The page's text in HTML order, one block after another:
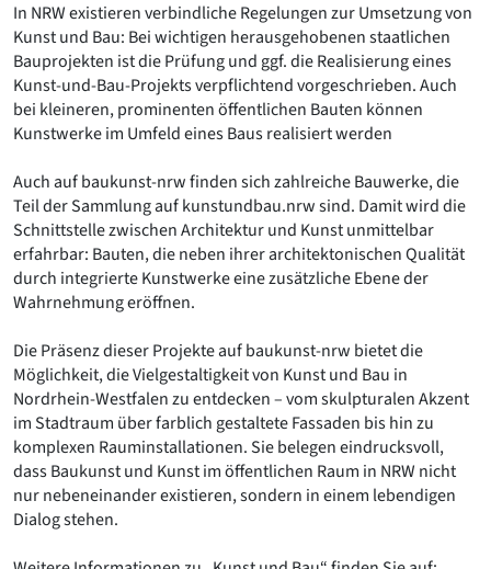
In NRW existieren verbindliche Regelungen zur Umsetzung von
Kunst und Bau: Bei wichtigen herausgehobenen staatlichen
Bauprojekten ist die Prüfung und ggf. die Realisierung eines
Kunst-und-Bau-Projekts verpflichtend vorgeschrieben. Auch
bei kleineren, prominenten öffentlichen Bauten können
Kunstwerke im Umfeld eines Baus realisiert werden
Auch auf baukunst-nrw finden sich zahlreiche Bauwerke, die
Teil der Sammlung auf kunstundbau.nrw sind. Damit wird die
Schnittstelle zwischen Architektur und Kunst unmittelbar
erfahrbar: Bauten, die neben ihrer architektonischen Qualität
durch integrierte Kunstwerke eine zusätzliche Ebene der
Wahrnehmung eröffnen.
Die Präsenz dieser Projekte auf baukunst-nrw bietet die
Möglichkeit, die Vielgestaltigkeit von Kunst und Bau in
Nordrhein-Westfalen zu entdecken – vom skulpturalen Akzent
im Stadtraum über farblich gestaltete Fassaden bis hin zu
komplexen Rauminstallationen. Sie belegen eindrucksvoll,
dass Baukunst und Kunst im öffentlichen Raum in NRW nicht
nur nebeneinander existieren, sondern in einem lebendigen
Dialog stehen.